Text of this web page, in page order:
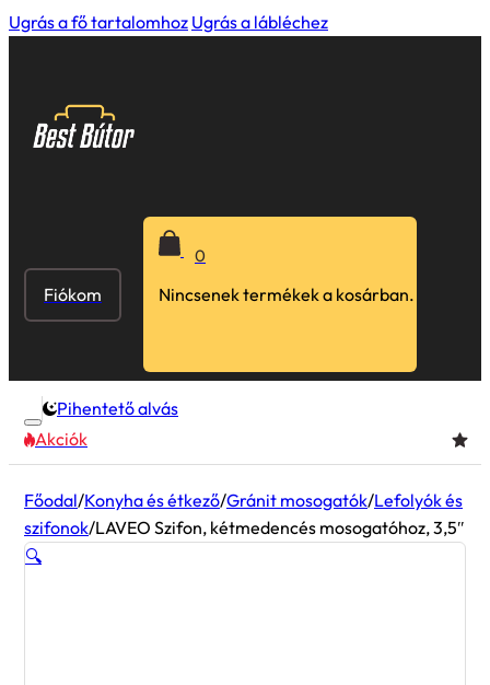
Ugrás a fő tartalomhoz Ugrás a lábléchez
Fiókom
0
Nincsenek termékek a kosárban.
Pihentető alvás
Akciók
Főodal/Konyha és étkező/Gránit mosogatók/Lefolyók és
szifonok/LAVEO Szifon, kétmedencés mosogatóhoz, 3,5″
🔍